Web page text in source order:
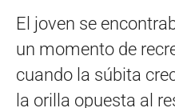
El joven se
un momento de
cuando la súbita
la orilla opuesta al